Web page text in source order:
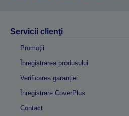
Servicii clienţi
Promoţii
Înregistrarea produsului
Verificarea garanției
Înregistrare CoverPlus
Contact